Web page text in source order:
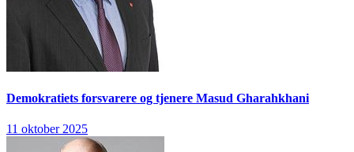
Demokratiets forsvarere og tjenere Masud Gharahkhani
11 oktober 2025